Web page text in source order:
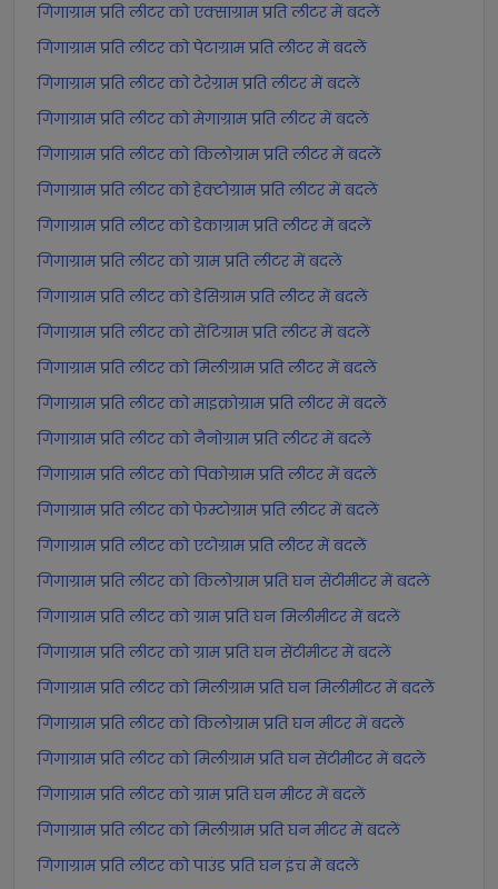
गिगाग्राम प्रति लीटर को एक्साग्राम प्रति लीटर में बदलें
गिगाग्राम प्रति लीटर को पेटाग्राम प्रति लीटर में बदलें
गिगाग्राम प्रति लीटर को टेरेग्राम प्रति लीटर में बदलें
गिगाग्राम प्रति लीटर को मेगाग्राम प्रति लीटर में बदलें
गिगाग्राम प्रति लीटर को किलोग्राम प्रति लीटर में बदलें
गिगाग्राम प्रति लीटर को हेक्टोग्राम प्रति लीटर में बदलें
गिगाग्राम प्रति लीटर को डेकाग्राम प्रति लीटर में बदलें
गिगाग्राम प्रति लीटर को ग्राम प्रति लीटर में बदलें
गिगाग्राम प्रति लीटर को डेसिग्राम प्रति लीटर में बदलें
गिगाग्राम प्रति लीटर को सेंटिग्राम प्रति लीटर में बदलें
गिगाग्राम प्रति लीटर को मिलीग्राम प्रति लीटर में बदलें
गिगाग्राम प्रति लीटर को माइक्रोग्राम प्रति लीटर में बदलें
गिगाग्राम प्रति लीटर को नैनोग्राम प्रति लीटर में बदलें
गिगाग्राम प्रति लीटर को पिकोग्राम प्रति लीटर में बदलें
गिगाग्राम प्रति लीटर को फेम्टोग्राम प्रति लीटर में बदलें
गिगाग्राम प्रति लीटर को एटोग्राम प्रति लीटर में बदलें
गिगाग्राम प्रति लीटर को किलोग्राम प्रति घन सेंटीमीटर में बदलें
गिगाग्राम प्रति लीटर को ग्राम प्रति घन मिलीमीटर में बदलें
गिगाग्राम प्रति लीटर को ग्राम प्रति घन सेंटीमीटर में बदलें
गिगाग्राम प्रति लीटर को मिलीग्राम प्रति घन मिलीमीटर में बदलें
गिगाग्राम प्रति लीटर को किलोग्राम प्रति घन मीटर में बदलें
गिगाग्राम प्रति लीटर को मिलीग्राम प्रति घन सेंटीमीटर में बदलें
गिगाग्राम प्रति लीटर को ग्राम प्रति घन मीटर में बदलें
गिगाग्राम प्रति लीटर को मिलीग्राम प्रति घन मीटर में बदलें
गिगाग्राम प्रति लीटर को पाउंड प्रति घन इंच में बदलें